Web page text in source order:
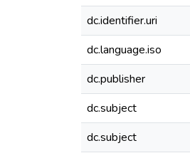
dc.identifier.uri
dc.language.iso
dc.publisher
dc.subject
dc.subject